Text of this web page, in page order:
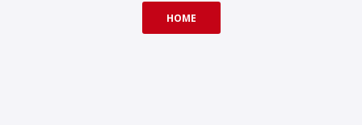
HOME